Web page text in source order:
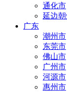
通化市
延边
广东
潮州市
东莞市
佛山市
广州市
河源市
惠州市